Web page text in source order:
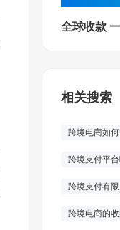
全球收款
相关搜索
跨境电商如
跨境支付平
跨境支付有限
跨境电商的